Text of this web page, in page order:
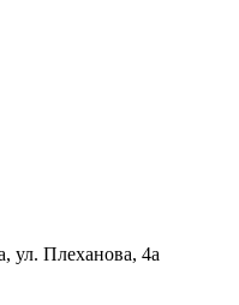
ул. Плеханова, 4а